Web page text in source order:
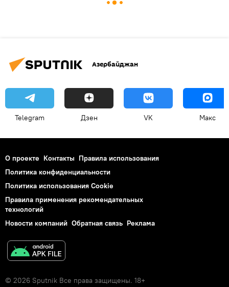
Азербайджан
Telegram Дзен VK Макс
О проекте Контакты Правила использования
Политика конфиденциальности
Политика использования Cookie
Правила применения рекомендательных
технологий
Новости компаний Обратная связь Реклама
© 2026 Sputnik Все права защищены. 18+